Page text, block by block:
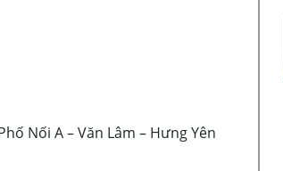
Nối A – Văn Lâm – Hưng Yên